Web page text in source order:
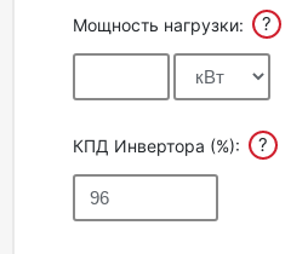
Партнерам
Контакты
Мощность нагрузки: ?
КПД Инвертора (%): ?